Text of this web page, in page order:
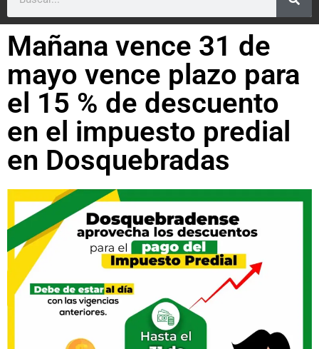
Mañana vence 31 de
mayo vence plazo para
el 15 % de descuento
en el impuesto predial
en Dosquebradas